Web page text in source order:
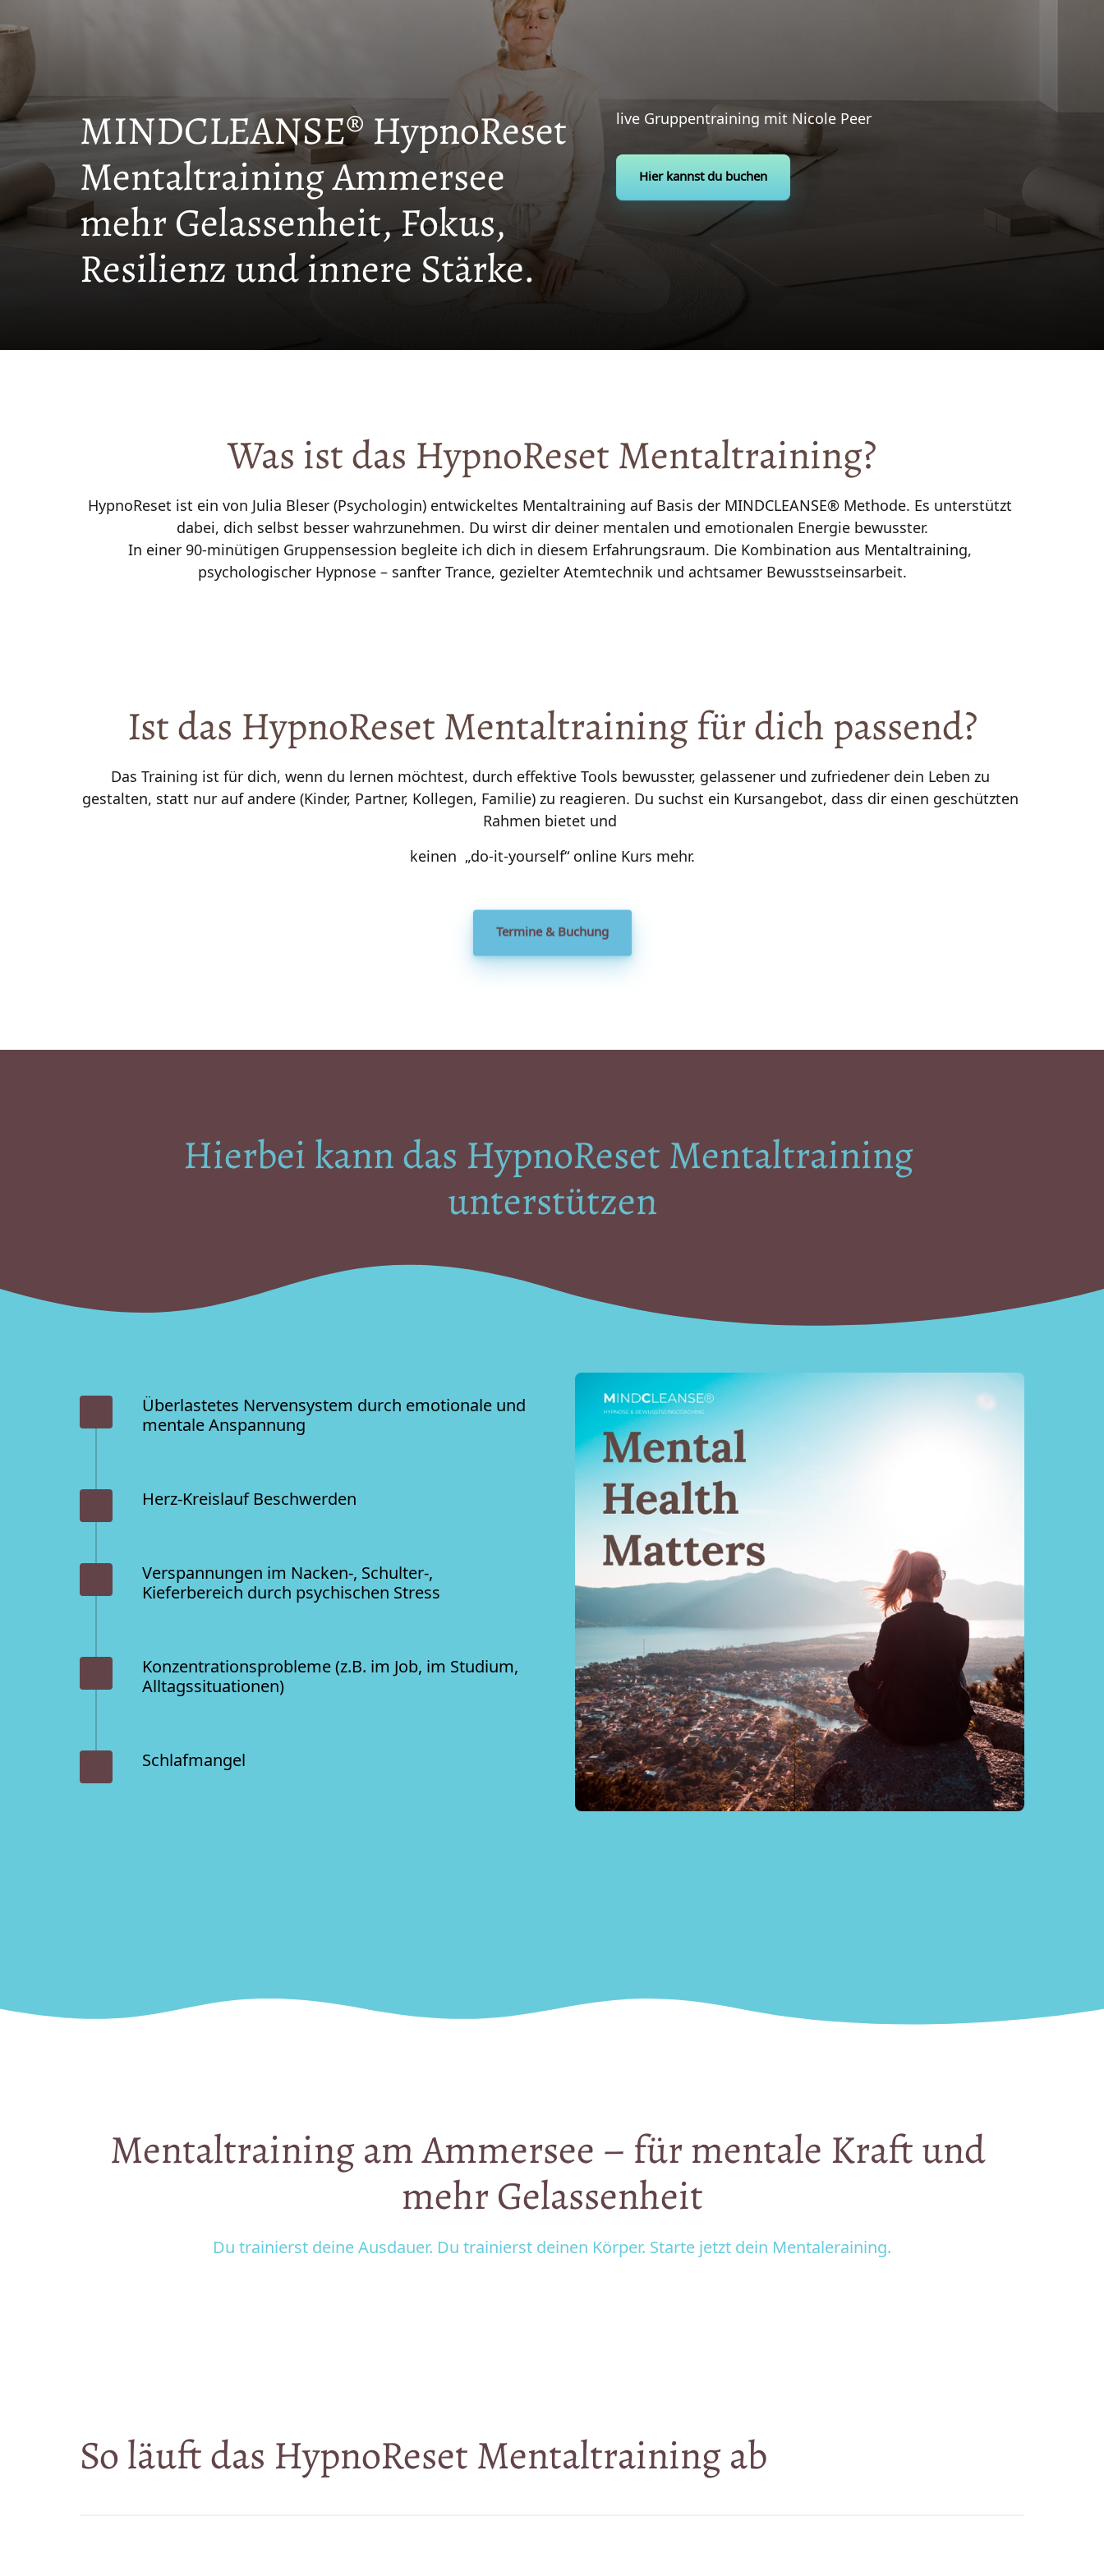
MINDCLEANSE® HypnoReset
Mentaltraining Ammersee
mehr Gelassenheit, Fokus,
Resilienz und innere Stärke.
live Gruppentraining mit Nicole Peer
Hier kannst du buchen
Was ist das HypnoReset Mentaltraining?
HypnoReset ist ein von Julia Bleser (Psychologin) entwickeltes Mentaltraining auf Basis der MINDCLEANSE® Methode. Es unterstützt
dabei, dich selbst besser wahrzunehmen. Du wirst dir deiner mentalen und emotionalen Energie bewusster.
In einer 90-minütigen Gruppensession begleite ich dich in diesem Erfahrungsraum. Die Kombination aus Mentaltraining,
Ist das HypnoReset Mentaltraining für dich passend?
Das Training ist für dich, wenn du lernen möchtest, durch effektive Tools bewusster, gelassener und zufriedener dein Leben zu
gestalten, statt nur auf andere (Kinder, Partner, Kollegen, Familie) zu reagieren. Du suchst ein Kursangebot, dass dir einen geschützten
Rahmen bietet und
keinen  „do-it-yourself“ online Kurs mehr.
Termine & Buchung
Hierbei kann das HypnoReset Mentaltraining
unterstützen
Überlastetes Nervensystem durch emotionale und
mentale Anspannung
Herz-Kreislauf Beschwerden
Verspannungen im Nacken-, Schulter-,
Kieferbereich durch psychischen Stress
Konzentrationsprobleme (z.B. im Job, im Studium,
Alltagssituationen)
Schlafmangel
Mentaltraining am Ammersee – für mentale Kraft
mehr Gelassenheit
Du trainierst deine Ausdauer. Du trainierst deinen Körper. Starte jetzt dein Mentaleraining.
So läuft das HypnoReset Mentaltraining ab